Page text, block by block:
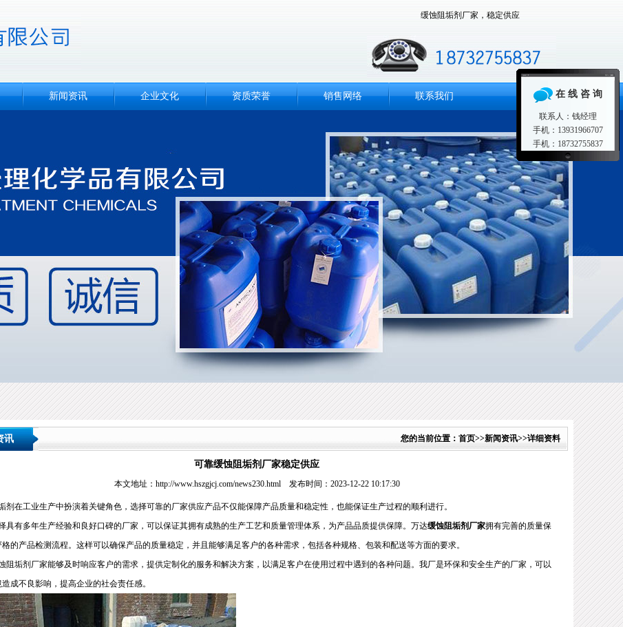
缓蚀阻垢剂厂家，稳定供应
新闻资讯 企业文化 资质荣誉 销售网络 联系我们
讯 您的当前位置： 首页>>新闻资讯>>详细资料
可靠缓蚀阻垢剂厂家稳定供应
本文地址： http://www.hszgjcj.com/news230.html发布时间：2023-12-22 10:17:30
在工业生产中扮演着关键角色，选择可靠的厂家供应产品不仅能保障产品质量和稳定性，也能保证生产过程的顺利进行。
有多年生产经验和良好口碑的厂家，可以保证其拥有成熟的生产工艺和质量管理体系，为产品品质提供保障。万达缓蚀阻垢剂厂家拥有完善的质量保
的产品检测流程。这样可以确保产品的质量稳定，并且能够满足客户的各种需求，包括各种规格、包装和配送等方面的要求。
垢剂厂家能够及时响应客户的需求，提供定制化的服务和解决方案，以满足客户在使用过程中遇到的各种问题。我厂是环保和安全生产的厂家，可以
成不良影响，提高企业的社会责任感。
在 线 咨 询
联系人：钱经理
手机：13931966707
手机：18732755837